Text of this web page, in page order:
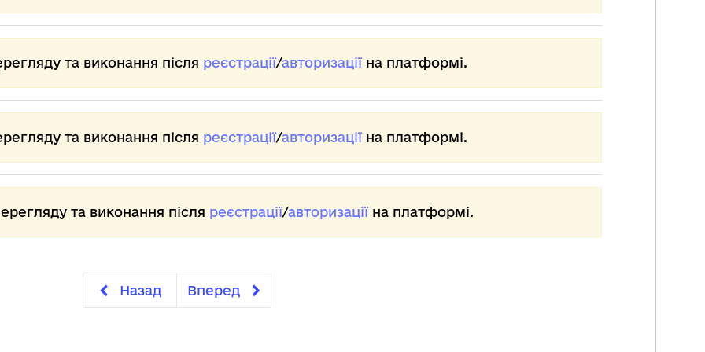
правителів» (третій), і «дитячі хрестові
Хрестоносці утворювали духовно-
рицарські ордени, серед яких
найвідоміші госпітальєрів, тамплієрів та
Хрестові походи зблизили європейський
На Заході почали привчатися до
елементарних правил гігієни, чого не
було з часів Римської імперії.
та виконання після реєстрації/авторизаціїна платформі.
та виконання після реєстрації/авторизаціїна платформі.
та виконання після реєстрації/авторизаціїна платформі.
Назад Вперед